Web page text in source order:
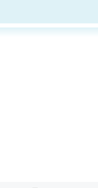
くらい。小説でいう「ずっ
分量。進化すればするほど